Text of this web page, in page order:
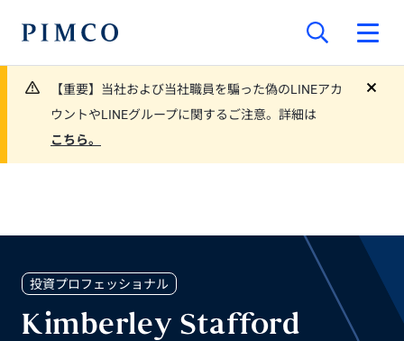
【重要】当社および当社職員を騙った偽のLINEアカ
ウントやLINEグループに関するご注意。詳細は
こちら。
投資プロフェッショナル
Kimberley Stafford